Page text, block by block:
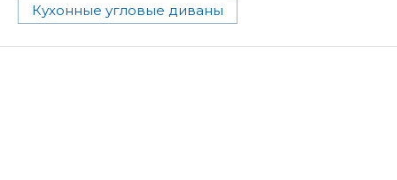
Кухонные угловые диваны